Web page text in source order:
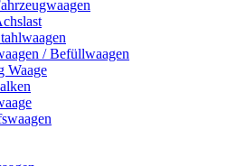
/ Befüllwaagen
Waage